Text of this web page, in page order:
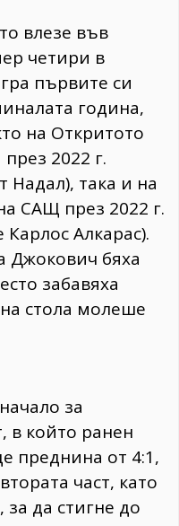
влезе във
четири в
първите си
година,
на Откритото
2022 г.
Надал), така и на
САЩ през 2022 г.
Алкарас).
Джокович бяха
забавяха
стола молеше
за
в който ранен
преднина от 4:1,
част, като
да стигне до